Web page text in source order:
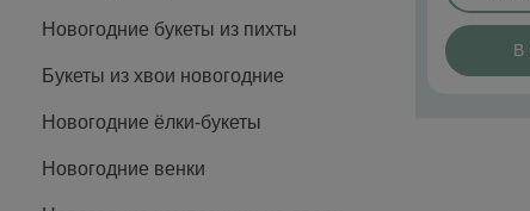
Новогодние букеты из пихты
Букеты из хвои новогодние
Новогодние ёлки-букеты
Новогодние венки
В